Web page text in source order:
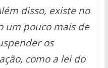
disso, existe no
um pouco mais de
os
como a lei do